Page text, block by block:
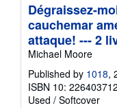
Dégraissez-
cauchemar
attaque! --- 2
Michael Moore
Published by 1018,
ISBN 10:
Used / Softcover